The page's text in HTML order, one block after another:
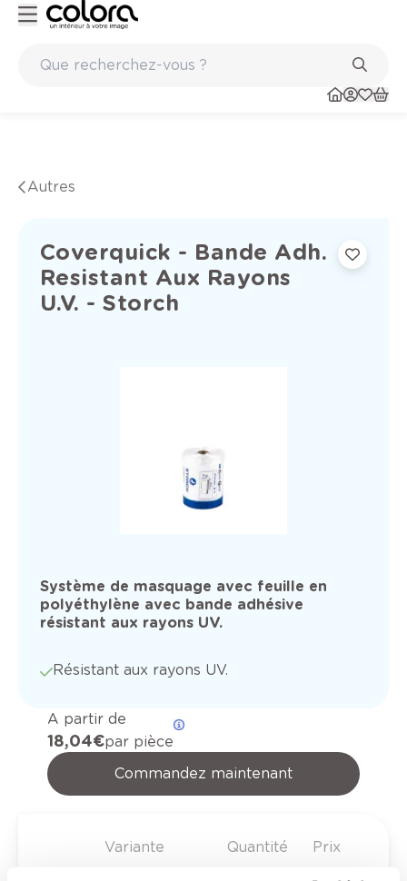
Autres
Coverquick - Bande Adh.
Resistant Aux Rayons
U.V. - Storch
Système de masquage avec feuille en
polyéthylène avec bande adhésive
résistant aux rayons UV.
Résistant aux rayons UV.
A partir de
18,04 €par pièce
Commandez maintenant
Variante Quantité Prix